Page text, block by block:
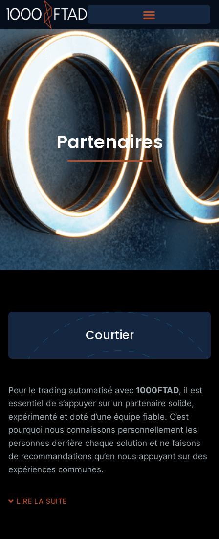
Partenaires
Courtier
Pour le trading automatisé avec 1000FTAD, il est
essentiel de s’appuyer sur un partenaire solide,
expérimenté et doté d’une équipe fiable. C’est
pourquoi nous connaissons personnellement les
personnes derrière chaque solution et ne faisons
de recommandations qu’en nous appuyant sur des
expériences communes.
LIRE LA SUITE